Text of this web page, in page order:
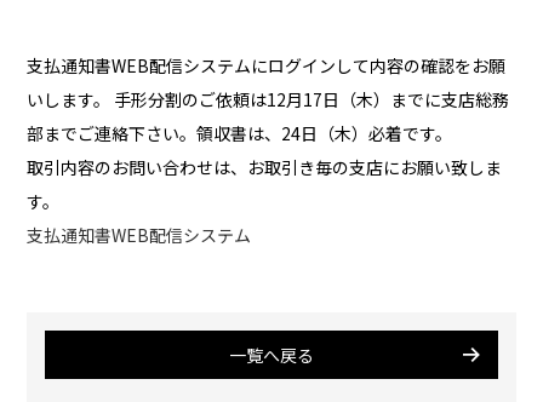
支払通知書WEB配信システムにログインして内容の確認をお願
いします。 手形分割のご依頼は12月17日（木）までに支店総務
部までご連絡下さい。領収書は、24日（木）必着です。
取引内容のお問い合わせは、お取引き毎の支店にお願い致しま
す。
支払通知書WEB配信システム
一覧へ戻る